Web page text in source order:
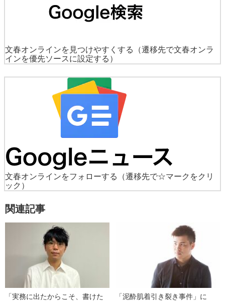
文春オンラインを見つけやすくする
（遷移先で文春オンラ
インを優先ソースに設定する）
文春オンラインをフォローする
（遷移先で☆マークをクリ
ック）
関連記事
「実務に出たからこそ、書けた 「泥酔肌着引き裂き事件」に